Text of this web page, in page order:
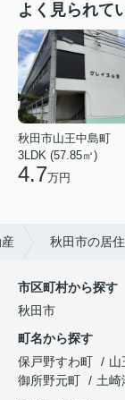
よく見られて
秋田市山王中島町
3LDK (57.85㎡)
4.7万円
秋田市の居
市区町村から探す
秋田市
町名から探す
保戸野すわ町
山
御所野元町
土崎